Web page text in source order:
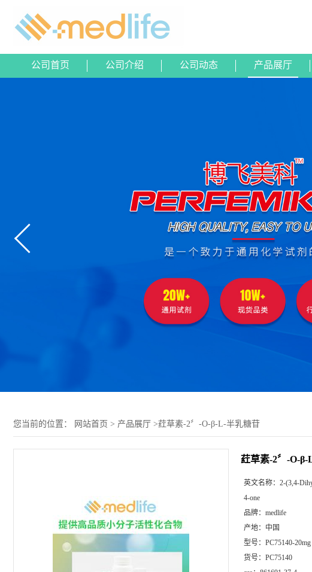
公司首页 公司介绍 公司动态 产品展厅
您当前的位置： 网站首页 > 产品展厅 >荭草素-2〞-O-β-L-半乳糖苷
荭草素-2〞-O-β-
英文名称： 2-(3,4-
4-one
品牌： medlife
产地： 中国
型号： PC75140-20mg
货号： PC75140